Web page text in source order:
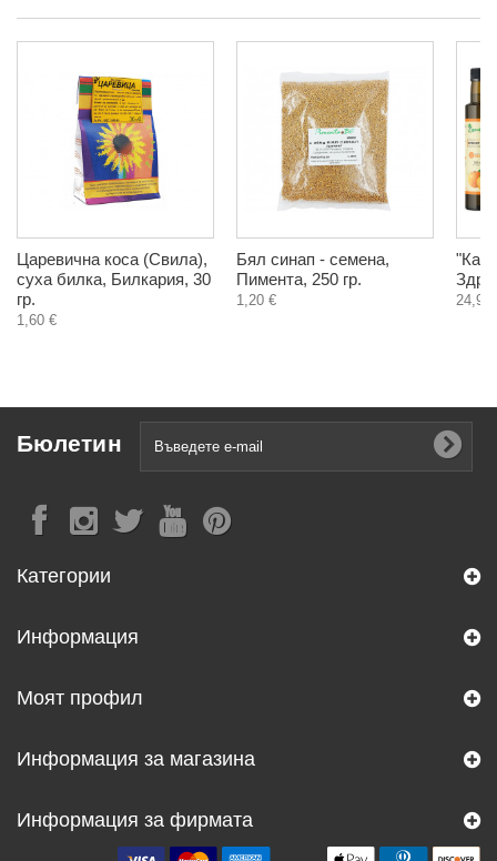
Царевична коса (Свила),
суха билка, Билкария, 30
гр.
1,60 €
Бял синап - семена,
Пимента, 250 гр.
1,20 € 24,96
Бюлетин
Категории
Информация
Моят профил
Информация за магазина
Информация за фирмата